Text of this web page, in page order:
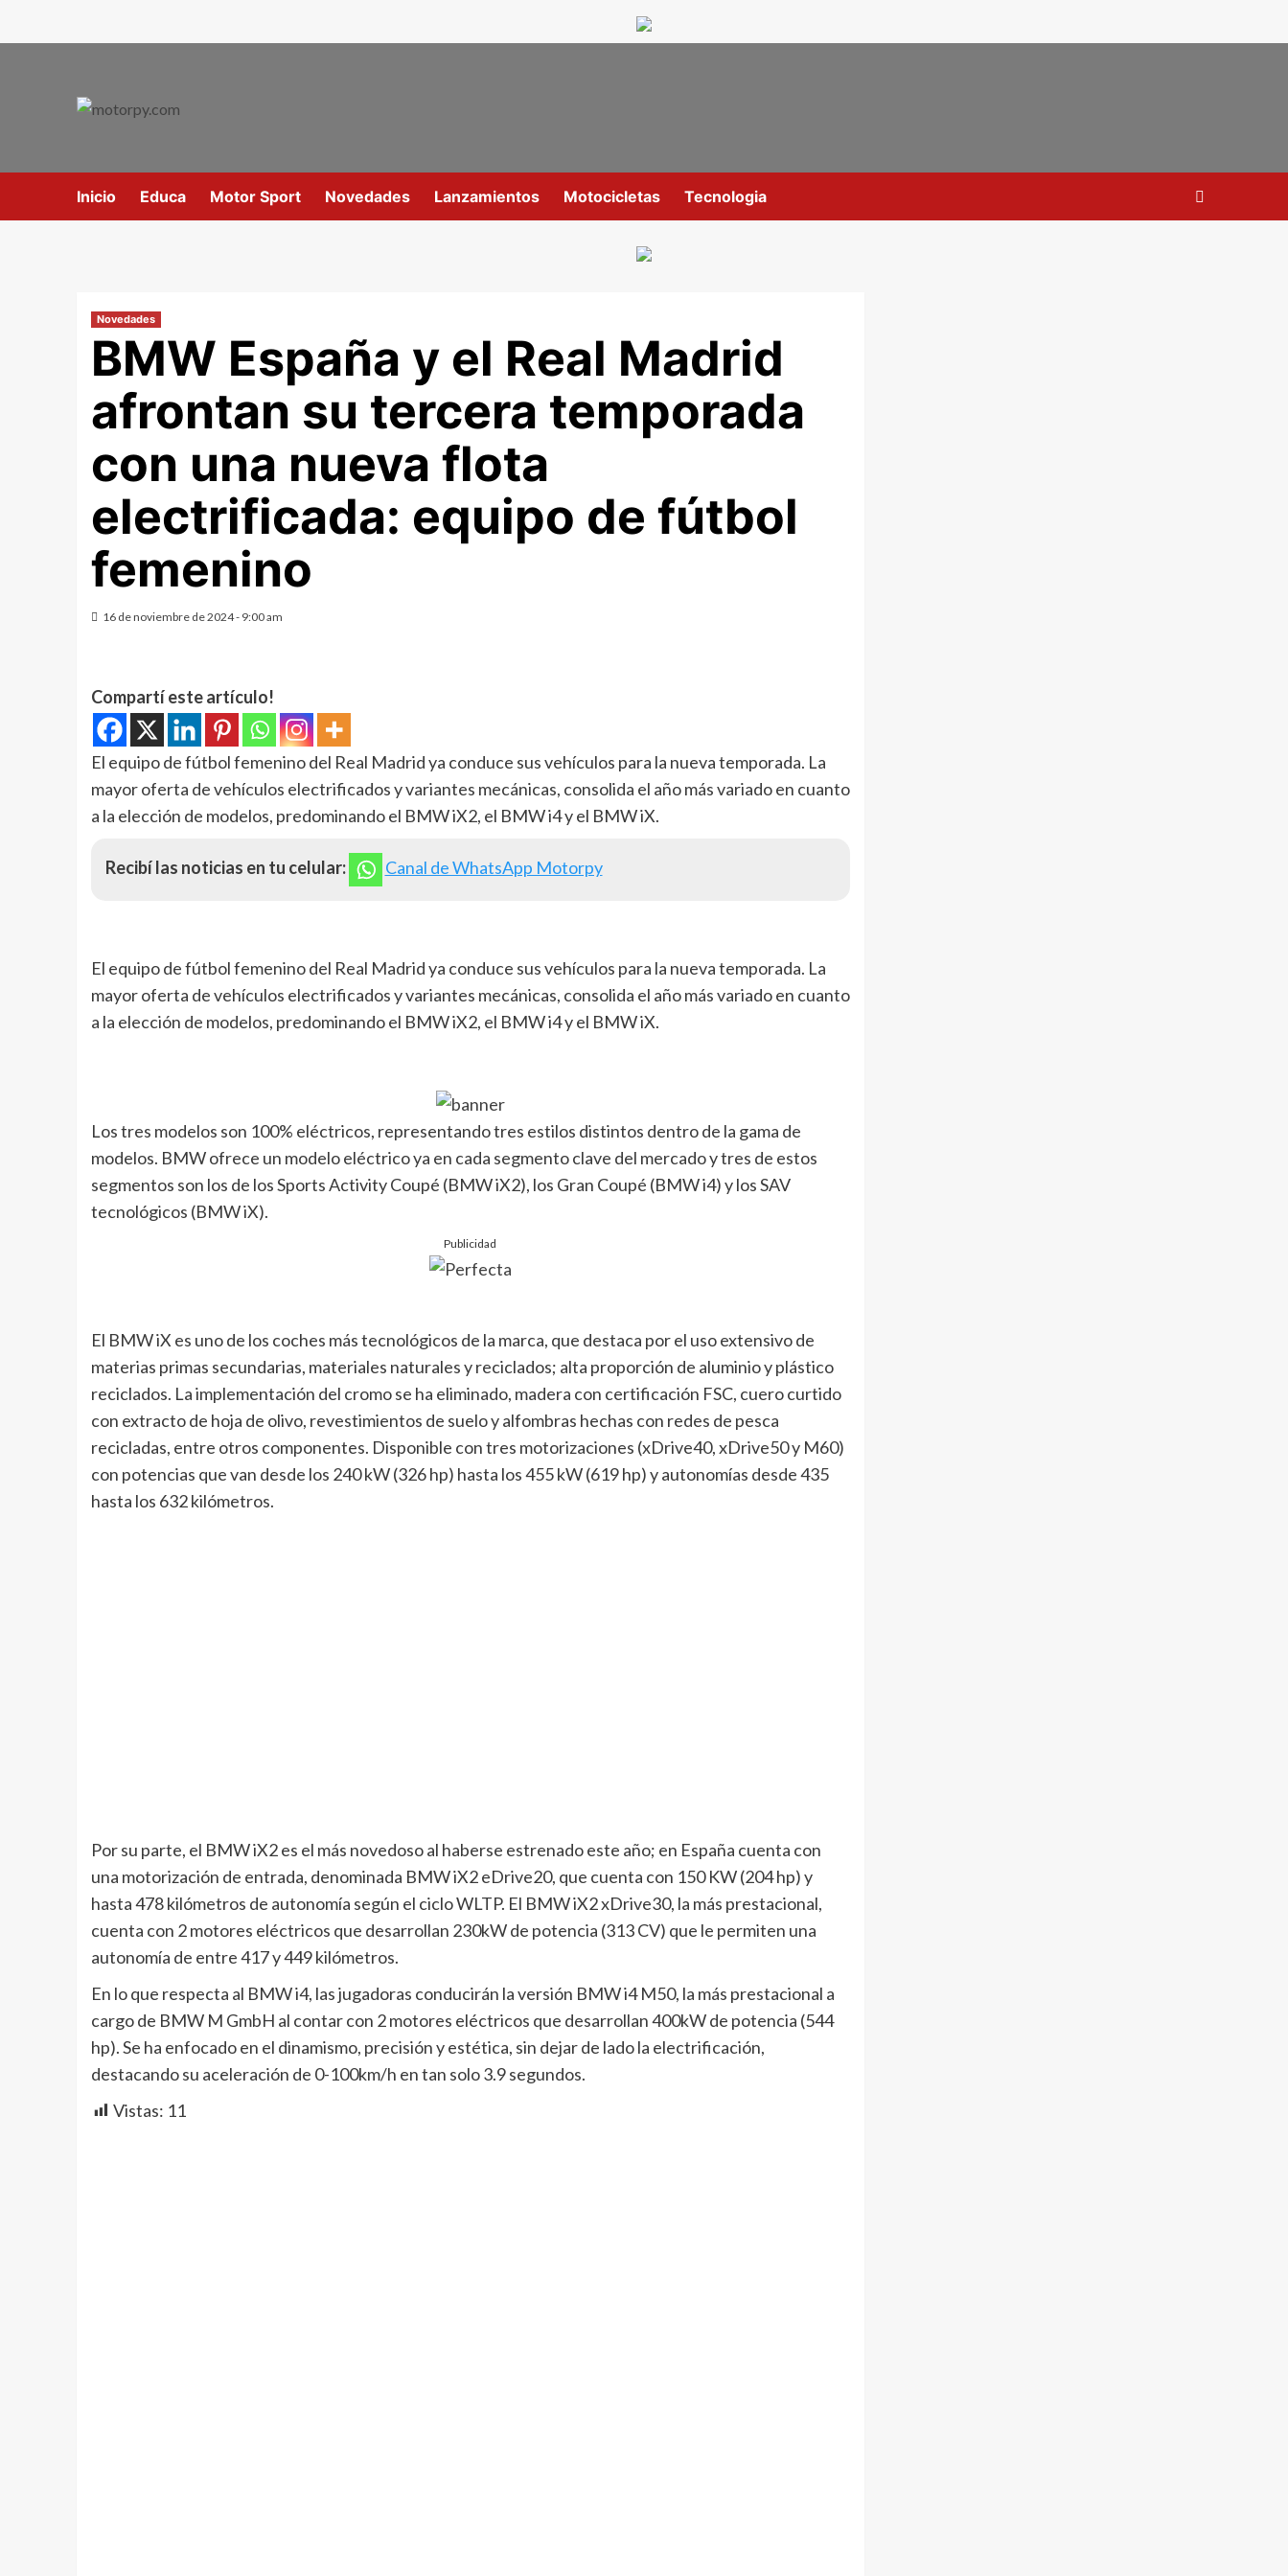
Inicio Educa Motor Sport Novedades Lanzamientos Motocicletas Tecnologia
Novedades
BMW España y el Real Madrid
afrontan su tercera temporada
con una nueva flota
electrificada: equipo de fútbol
femenino
16 de noviembre de 2024 - 9:00 am
Compartí este artículo!
El equipo de fútbol femenino del Real Madrid ya conduce sus vehículos para la nueva temporada. La
mayor oferta de vehículos electrificados y variantes mecánicas, consolida el año más variado en cuanto
a la elección de modelos, predominando el BMW iX2, el BMW i4 y el BMW iX.
Recibí las noticias en tu celular: Canal de WhatsApp Motorpy
El equipo de fútbol femenino del Real Madrid ya conduce sus vehículos para la nueva temporada. La
mayor oferta de vehículos electrificados y variantes mecánicas, consolida el año más variado en cuanto
a la elección de modelos, predominando el BMW iX2, el BMW i4 y el BMW iX.
Los tres modelos son 100% eléctricos, representando tres estilos distintos dentro de la gama de
modelos. BMW ofrece un modelo eléctrico ya en cada segmento clave del mercado y tres de estos
segmentos son los de los Sports Activity Coupé (BMW iX2), los Gran Coupé (BMW i4) y los SAV
tecnológicos (BMW iX).
Publicidad
El BMW iX es uno de los coches más tecnológicos de la marca, que destaca por el uso extensivo de
materias primas secundarias, materiales naturales y reciclados; alta proporción de aluminio y plástico
reciclados. La implementación del cromo se ha eliminado, madera con certificación FSC, cuero curtido
con extracto de hoja de olivo, revestimientos de suelo y alfombras hechas con redes de pesca
recicladas, entre otros componentes. Disponible con tres motorizaciones (xDrive40, xDrive50 y M60)
con potencias que van desde los 240 kW (326 hp) hasta los 455 kW (619 hp) y autonomías desde 435
hasta los 632 kilómetros.
Por su parte, el BMW iX2 es el más novedoso al haberse estrenado este año; en España cuenta con
una motorización de entrada, denominada BMW iX2 eDrive20, que cuenta con 150 KW (204 hp) y
hasta 478 kilómetros de autonomía según el ciclo WLTP. El BMW iX2 xDrive30, la más prestacional,
cuenta con 2 motores eléctricos que desarrollan 230kW de potencia (313 CV) que le permiten una
autonomía de entre 417 y 449 kilómetros.
En lo que respecta al BMW i4, las jugadoras conducirán la versión BMW i4 M50, la más prestacional a
cargo de BMW M GmbH al contar con 2 motores eléctricos que desarrollan 400kW de potencia (544
hp). Se ha enfocado en el dinamismo, precisión y estética, sin dejar de lado la electrificación,
destacando su aceleración de 0-100km/h en tan solo 3.9 segundos.
Vistas: 11